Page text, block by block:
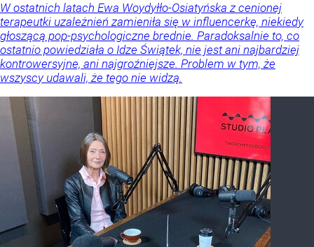
W ostatnich latach Ewa Woydyłło-Osiatyńska z cenionej
terapeutki uzależnień zamieniła się w influencerkę, niekiedy
głoszącą pop-psychologiczne brednie. Paradoksalnie to, co
ostatnio powiedziała o Idze Świątek, nie jest ani najbardziej
kontrowersyjne, ani najgroźniejsze. Problem w tym, że
wszyscy udawali, że tego nie widzą.